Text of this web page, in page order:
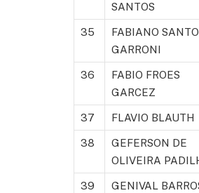
SANTOS
35
FABIANO
GARRONI
36
FABIO FROES
GARCEZ
37 FLAVIO BLAUTH
38
GEFERSON DE
OLIVEIRA
39
GENIVAL